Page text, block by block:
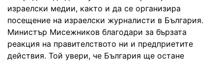
израелски медии, както и да се организира
посещение на израелски журналисти в България.
Министър Мисежников благодари за бързата
реакция на правителството ни и предприетите
действия. Той увери, че България ще остане